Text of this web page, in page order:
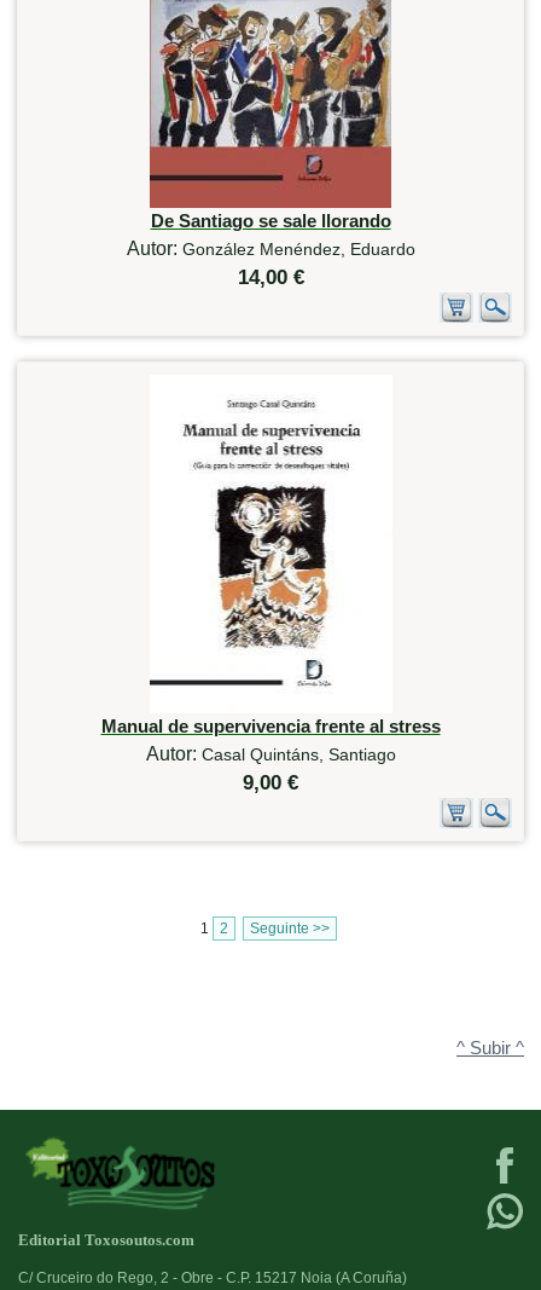
De Santiago se sale llorando
Autor: González Menéndez, Eduardo
14,00 €
Manual de supervivencia frente al stress
Autor: Casal Quintáns, Santiago
9,00 €
1 2 Seguinte >>
^ Subir ^
Editorial Toxosoutos.com
C/ Cruceiro do Rego, 2 - Obre - C.P. 15217 Noia (A Coruña)